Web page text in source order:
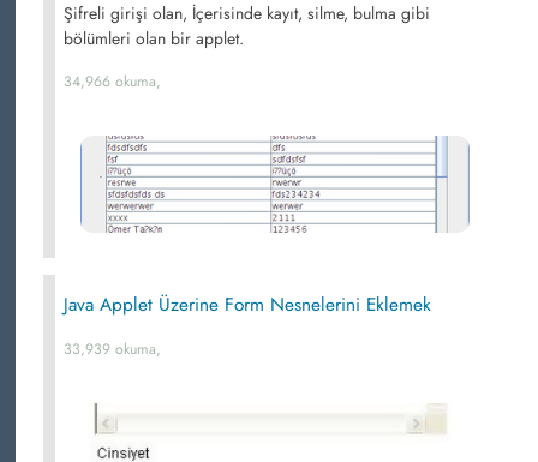
Şifreli girişi olan, İçerisinde kayıt, silme, bulma gibi
bölümleri olan bir applet.
34,966 okuma,
Java Applet Üzerine Form Nesnelerini Eklemek
33,939 okuma,